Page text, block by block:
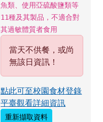
魚類、使用亞硫酸鹽類等
11種及其製品，不適合對
其過敏體質者食用
當天不供餐，或尚
無該日資訊！
點此可至校園食材登錄
平臺觀看詳細資訊
重新擷取資料